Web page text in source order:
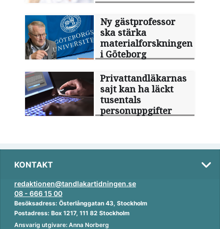
Ny gästprofessor
ska stärka
materialforskningen
i Göteborg
Privattandläkarnas
sajt kan ha läckt
tusentals
personuppgifter
KONTAKT
redaktionen@tandlakartidningen.se
08 - 666 15 00
Besöksadress: Österlånggatan 43, Stockholm
Postadress: Box 1217, 111 82 Stockholm
Ansvarig utgivare: Anna Norberg